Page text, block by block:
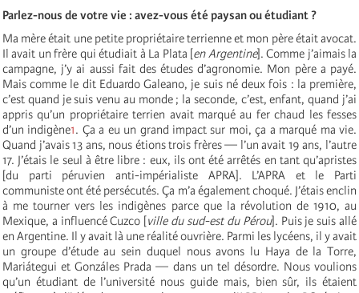
Parlez-nous de votre vie : avez-vous été paysan ou étudiant ?
Ma mère était une petite propriétaire terrienne et mon père était avocat.
Il avait un frère qui étudiait à La Plata [en Argentine]. Comme j’aimais la
campagne, j’y ai aussi fait des études d’agronomie. Mon père a payé.
Mais comme le dit Eduardo Galeano, je suis né deux fois : la première,
c’est quand je suis venu au monde ; la seconde, c’est, enfant, quand j’ai
appris qu’un propriétaire terrien avait marqué au fer chaud les fesses
d’un indigène1. Ça a eu un grand impact sur moi, ça a marqué ma vie.
Quand j’avais 13 ans, nous étions trois frères — l’un avait 19 ans, l’autre
17. J’étais le seul à être libre : eux, ils ont été arrêtés en tant qu’apristes
[du parti péruvien anti-impérialiste APRA]. L’APRA et le Parti
communiste ont été persécutés. Ça m’a également choqué. J’étais enclin
à me tourner vers les indigènes parce que la révolution de 1910, au
Mexique, a influencé Cuzco [ville du sud-est du Pérou]. Puis je suis allé
en Argentine. Il y avait là une réalité ouvrière. Parmi les lycéens, il y avait
un groupe d’étude au sein duquel nous avons lu Haya de la Torre,
Mariátegui et Gonzáles Prada — dans un tel désordre. Nous voulions
qu’un étudiant de l’université nous guide mais, bien sûr, ils étaient